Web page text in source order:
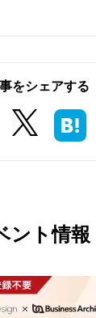
をシェアする
ント情報